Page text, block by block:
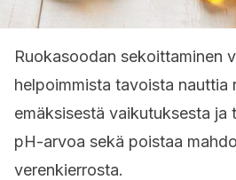
Ruokasoodan sekoittaminen
helpoimmista tavoista nauttia
emäksisestä vaikutuksesta ja
pH-arvoa sekä poistaa
verenkierrosta.